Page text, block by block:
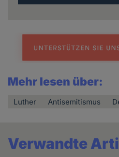
Mehr lesen über:
Luther Antisemitismus
Verwandte